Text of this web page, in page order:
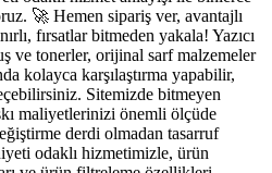
🚀 Hemen sipariş ver, avantajlı
fırsatlar bitmeden yakala! Yazıcı
ve tonerler, orijinal sarf malzemeler
kolayca karşılaştırma yapabilir,
Sitemizde bitmeyen
maliyetlerinizi önemli ölçüde
derdi olmadan tasarruf
odaklı hizmetimizle, ürün